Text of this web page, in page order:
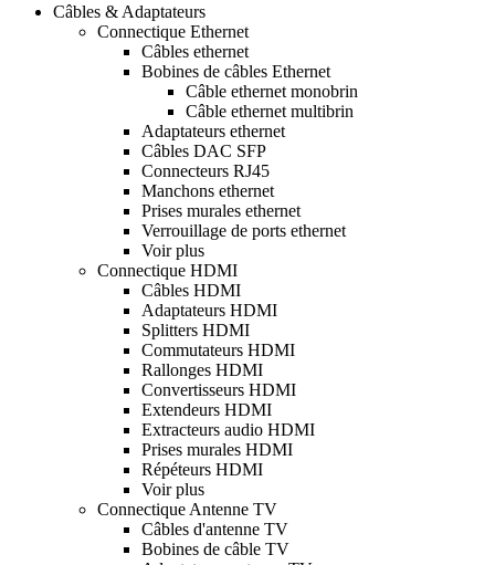
Câbles & Adaptateurs
Connectique Ethernet
Câbles ethernet
Bobines de câbles Ethernet
Câble ethernet monobrin
Câble ethernet multibrin
Adaptateurs ethernet
Câbles DAC SFP
Connecteurs RJ45
Manchons ethernet
Prises murales ethernet
Verrouillage de ports ethernet
Voir plus
Connectique HDMI
Câbles HDMI
Adaptateurs HDMI
Splitters HDMI
Commutateurs HDMI
Rallonges HDMI
Convertisseurs HDMI
Extendeurs HDMI
Extracteurs audio HDMI
Prises murales HDMI
Répéteurs HDMI
Voir plus
Connectique Antenne TV
Câbles d'antenne TV
Bobines de câble TV